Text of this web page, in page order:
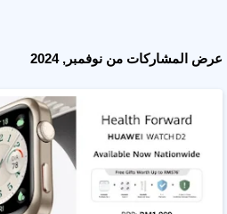
عرض المشاركات من نوفمبر, 2024